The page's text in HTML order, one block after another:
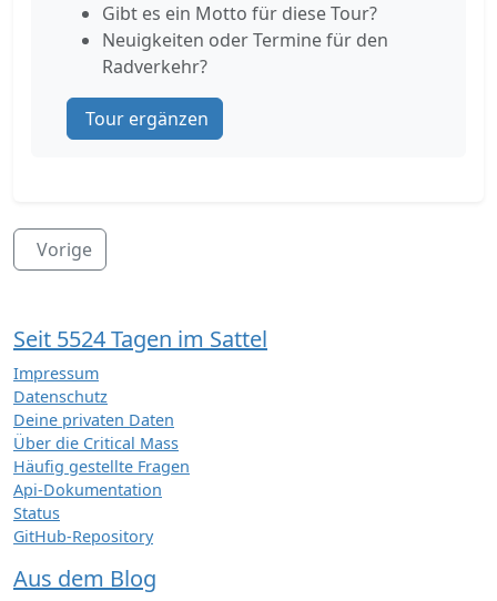
Gibt es ein Motto für diese Tour?
Neuigkeiten oder Termine für den
Radverkehr?
Tour ergänzen
Vorige
Seit 5524 Tagen im Sattel
Impressum
Datenschutz
Deine privaten Daten
Über die Critical Mass
Häufig gestellte Fragen
Api-Dokumentation
Status
GitHub-Repository
Aus dem Blog